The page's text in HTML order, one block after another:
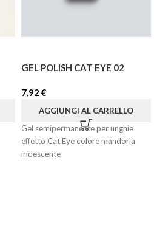
GEL POLISH CAT EYE 02
7,92 €
AGGIUNGI AL CARRELLO
Gel semipermanente per unghie
effetto Cat Eye colore mandorla
iridescente